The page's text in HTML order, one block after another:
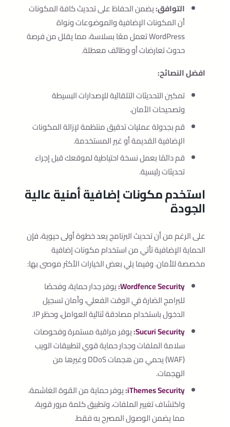
التوافق:يضمن الحفاظ على تحديث كافة المكونات
أن المكونات الإضافية والموضوعات ونواة
WordPress تعمل معًا بسلاسة، مما يقلل من فرصة
حدوث تعارضات أو وظائف معطلة.
افضل النصائح:
تمكين التحديثات التلقائية للإصدارات البسيطة
وتصحيحات الأمان.
قم بجدولة عمليات تدقيق منتظمة لإزالة المكونات
الإضافية القديمة أو غير المستخدمة.
قم دائمًا بعمل نسخة احتياطية لموقعك قبل إجراء
تحديثات رئيسية.
استخدم مكونات إضافية أمنية عالية
الجودة
على الرغم من أن تحديث البرنامج يعد خطوة أولى حيوية، فإن
الحماية الإضافية تأتي من استخدام مكونات إضافية
مخصصة للأمان. وفيما يلي بعض الخيارات الأكثر موصى بها:
Wordfence Security
:يوفر جدار حماية، وفحصًا
للبرامج الضارة في الوقت الفعلي، وأمان تسجيل
الدخول باستخدام مصادقة ثنائية العوامل، وحظر IP.
Sucuri Security
:يوفر مراقبة مستمرة وفحوصات
سلامة الملفات وجدار حماية قوي لتطبيقات الويب
(WAF) يحمي من هجمات DDoS وغيرها من
الهجمات.
iThemes Security
:يوفر حماية من القوة الغاشمة،
واكتشاف تغيير الملفات، وتطبيق كلمة مرور قوية،
مما يضمن الوصول المصرح به فقط.